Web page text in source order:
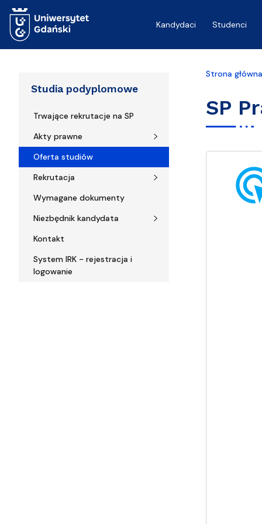
Kandydaci
Studenci
Studia podyplomowe
Trwające rekrutacje na SP
Akty prawne
Oferta studiów
Rekrutacja
Wymagane dokumenty
Niezbędnik kandydata
Kontakt
System IRK - rejestracja i
logowanie
Strona główna
SP